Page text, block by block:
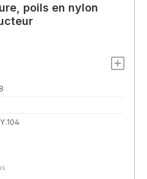
poils en nylon